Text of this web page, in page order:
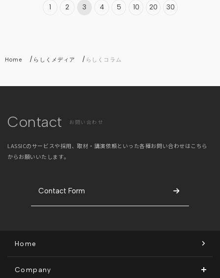
1 2 3 4 5 10 20 30
Home / らしくメディア / らしくコラム
Contact お問い合わせ
LASSICのサービスや採用、取材・講演依頼といった各種お問い合わせはこちら
からお願いいたします。
Contact Form
Home
Company